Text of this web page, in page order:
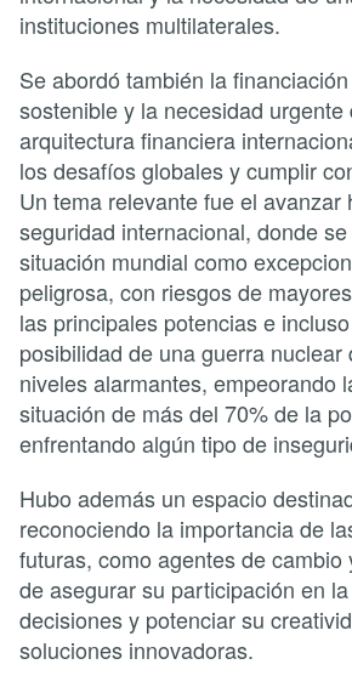
instituciones multilaterales.
Se abordó también la
sostenible y la necesidad
arquitectura financiera
los desafíos globales y cumplir
Un tema relevante fue el avanzar
seguridad internacional, donde
situación mundial como
peligrosa, con riesgos de
las principales potencias e
posibilidad de una guerra
niveles alarmantes, empeorando
situación de más del 70% de la
enfrentando algún tipo de
Hubo además un espacio
reconociendo la importancia de
futuras, como agentes de
de asegurar su participación en
decisiones y potenciar su
soluciones innovadoras.